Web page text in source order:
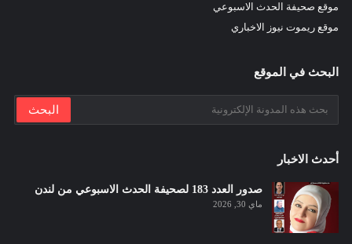
موقع صحيفة الحدث الاسبوعي
موقع ريموت نيوز الاخباري
البحث في الموقع
أحدث الاخبار
صدور العدد 183 لصحيفة الحدث الاسبوعي من لندن
ماي 30, 2026